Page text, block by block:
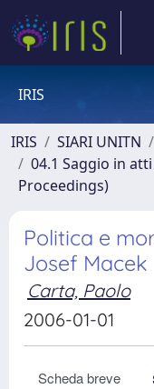
IRIS
IRIS SIARI UNITN
04.1 Saggio in
Proceedings)
Politica e
Josef Macek
Carta, Paolo
2006-01-01
Scheda breve